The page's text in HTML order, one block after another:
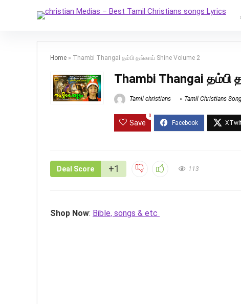
Home » Thambi Thangai தம்பி தங்காய் Shine Volume 2
Thambi Thangai தம்பி
Tamil christians Tamil Christians
Save
0
Deal Score +1 113
Shop Now: Bible, songs & etc